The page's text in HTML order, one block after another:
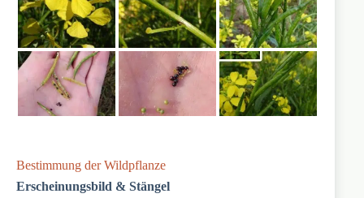
Bestimmung der Wildpflanze
Erscheinungsbild & Stängel